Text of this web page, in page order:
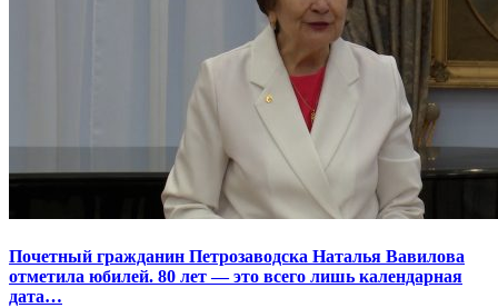
Почетный гражданин Петрозаводска Наталья Вавилова
отметила юбилей. 80 лет — это всего лишь календарная
дата…